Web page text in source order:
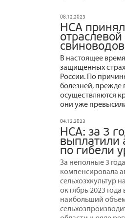
08.12.2023
НСА
свиноводов
В настоящее
защищенных
России. По
болезней, прежде
осуществляются
они уже
04.12.2023
НСА: за 3
выплатили
по гибели
За неполные 3
компенсировала
сельхозхкультур
октябрь 2023
наибольший